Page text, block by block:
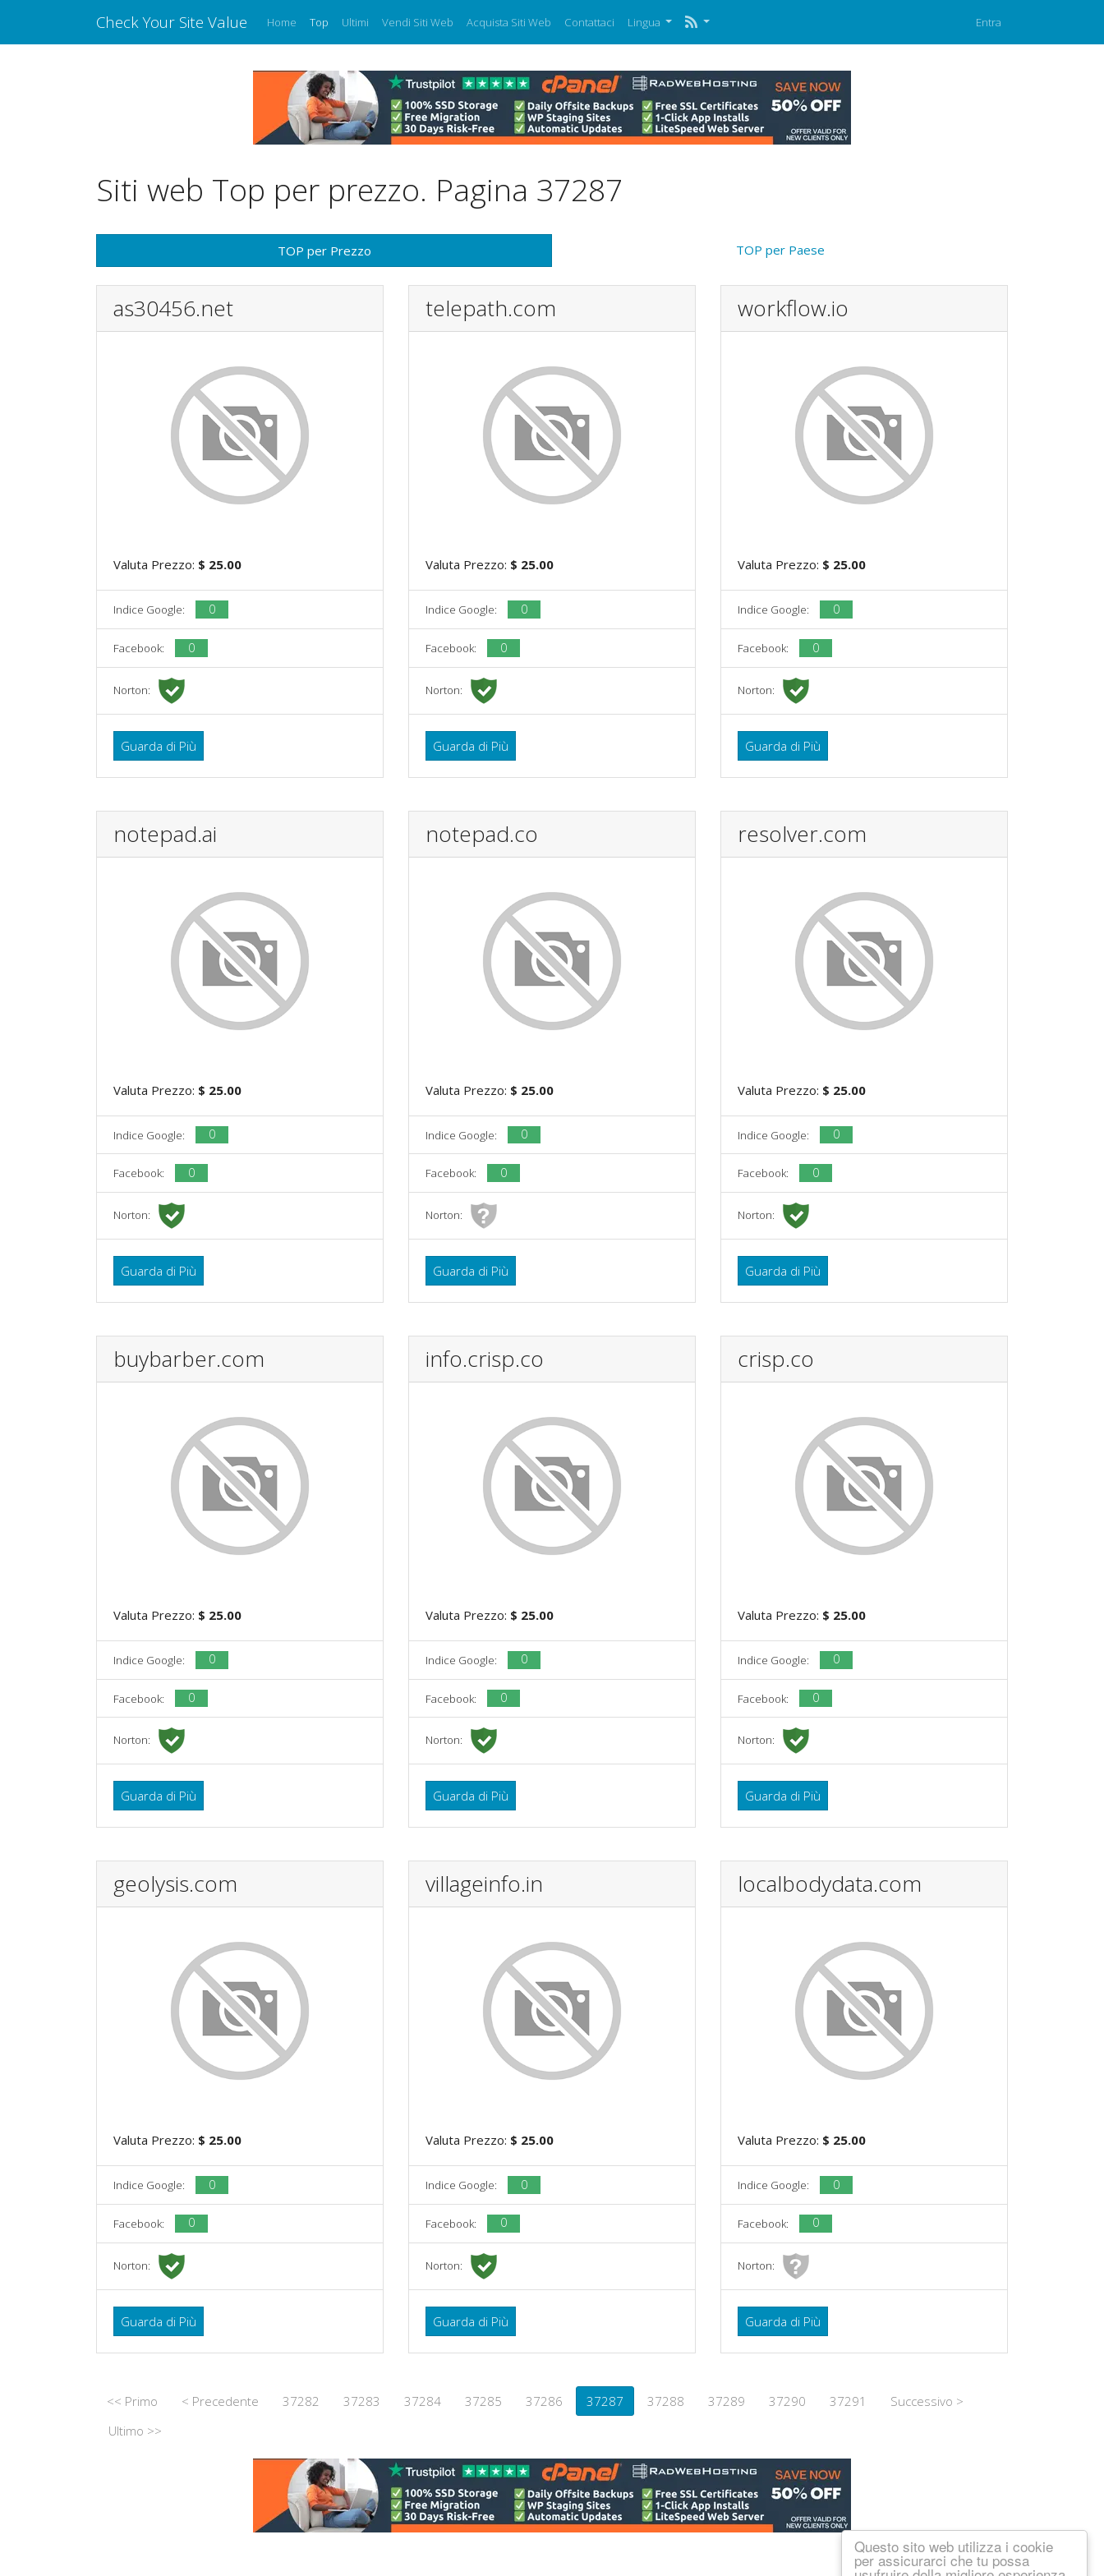
Questo sito web utilizza i cookie
per assicurarci che tu possa
Check Your Site Value Home Top Ultimi Vendi Siti Web Acquista Siti Web Contattaci Lingua Entra
Siti web Top per prezzo. Pagina 37287
TOP per Prezzo TOP per Paese
as30456.net
Valuta Prezzo: $ 25.00
Indice Google: 0
Facebook: 0
Norton:
Guarda di Più
telepath.com
Valuta Prezzo: $ 25.00
Indice Google: 0
Facebook: 0
Norton:
Guarda di Più
workflow.io
Valuta Prezzo: $ 25.00
Indice Google: 0
Facebook: 0
Norton:
Guarda di Più
notepad.ai
Valuta Prezzo: $ 25.00
Indice Google: 0
Facebook: 0
Norton:
Guarda di Più
notepad.co
Valuta Prezzo: $ 25.00
Indice Google: 0
Facebook: 0
Norton:
Guarda di Più
resolver.com
Valuta Prezzo: $ 25.00
Indice Google: 0
Facebook: 0
Norton:
Guarda di Più
buybarber.com
Valuta Prezzo: $ 25.00
Indice Google: 0
Facebook: 0
Norton:
Guarda di Più
info.crisp.co
Valuta Prezzo: $ 25.00
Indice Google: 0
Facebook: 0
Norton:
Guarda di Più
crisp.co
Valuta Prezzo: $ 25.00
Indice Google: 0
Facebook: 0
Norton:
Guarda di Più
geolysis.com
Valuta Prezzo: $ 25.00
Indice Google: 0
Facebook: 0
Norton:
Guarda di Più
villageinfo.in
Valuta Prezzo: $ 25.00
Indice Google: 0
Facebook: 0
Norton:
Guarda di Più
localbodydata.com
Valuta Prezzo: $ 25.00
Indice Google: 0
Facebook: 0
Norton:
Guarda di Più
<< Primo < Precedente 37282 37283 37284 37285 37286 37287 37288 37289 37290 37291
Successivo >
Ultimo >>